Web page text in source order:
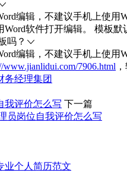
编辑，不建议手机上使用
Word软件打开编辑。 模板
吗？
编辑，不建议手机上使用
www.jianlidui.com/7906.html
务经理集团
我评价怎么写 下一篇
员岗位自我评价怎么写